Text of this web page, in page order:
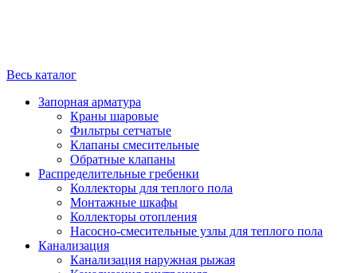
Весь каталог
Запорная арматура
Краны шаровые
Фильтры сетчатые
Клапаны смесительные
Обратные клапаны
Распределительные гребенки
Коллекторы для теплого пола
Монтажные шкафы
Коллекторы отопления
Насосно-смесительные узлы для теплого пола
Канализация
Канализация наружная рыжая